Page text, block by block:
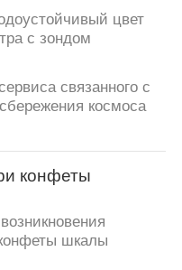
цвет
с зондом
связанного с
космоса
конфеты
шкалы